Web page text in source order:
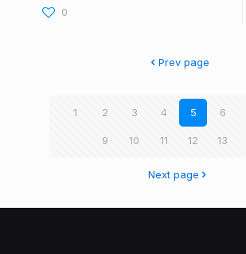
0
Prev page
1 2 3 4 5 6
9 10 11 12 13
Next page